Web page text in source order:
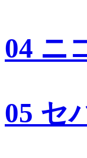
04 ニ
05 セ